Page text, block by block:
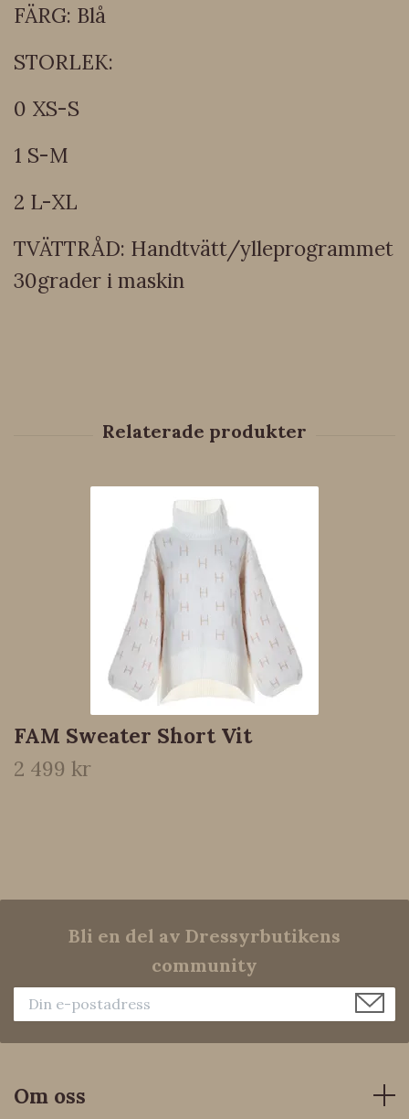
FÄRG: Blå
STORLEK:
0 XS-S
1 S-M
2 L-XL
TVÄTTRÅD: Handtvätt/ylleprogrammet
30grader i maskin
FAM Sweater Short Vit
2 499 kr
Bli en del av Dressyrbutikens
community
Om oss